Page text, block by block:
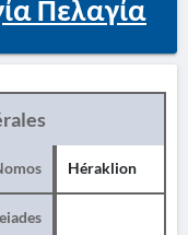
Πελαγία
Héraklion